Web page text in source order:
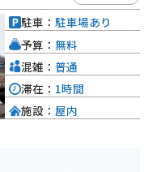
るとヤブニッケイやタブの
ることができます。
駐車： 駐車場あり
予算： 無料
混雑： 普通
滞在： 1時間
施設： 屋内